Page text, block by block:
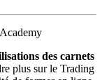
des carnets
plus sur le Trading